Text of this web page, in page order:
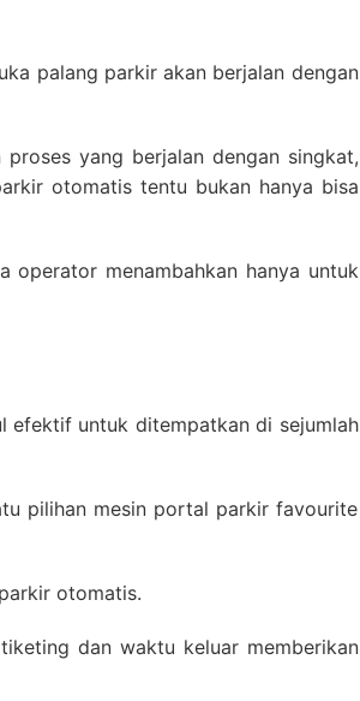
palang parkir akan berjalan dengan
yang berjalan dengan singkat,
otomatis tentu bukan hanya bisa
operator menambahkan hanya untuk
efektif untuk ditempatkan di sejumlah
pilihan mesin portal parkir favourite
otomatis.
dan waktu keluar memberikan